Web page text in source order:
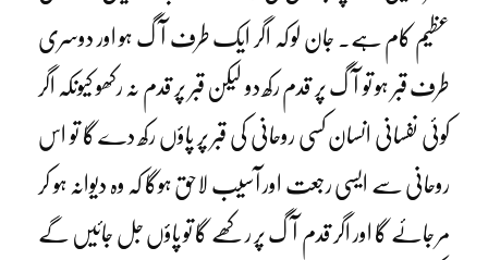
عظیم کام ہے۔ جان لو کہ اگر ایک طرف آگ ہو اور دوسری
طرف قبر ہو تو آگ پر قدم رکھ دو لیکن قبر پر قدم نہ رکھو کیونکہ اگر
کوئی نفسانی انسان کسی روحانی کی قبر پر پاؤں رکھ دے گا تو اس
روحانی سے ایسی رجعت اور آسیب لاحق ہوگا کہ وہ دیوانہ ہو کر
مر جائے گا اور اگر قدم آگ پر رکھے گا تو پاؤں جل جائیں گے